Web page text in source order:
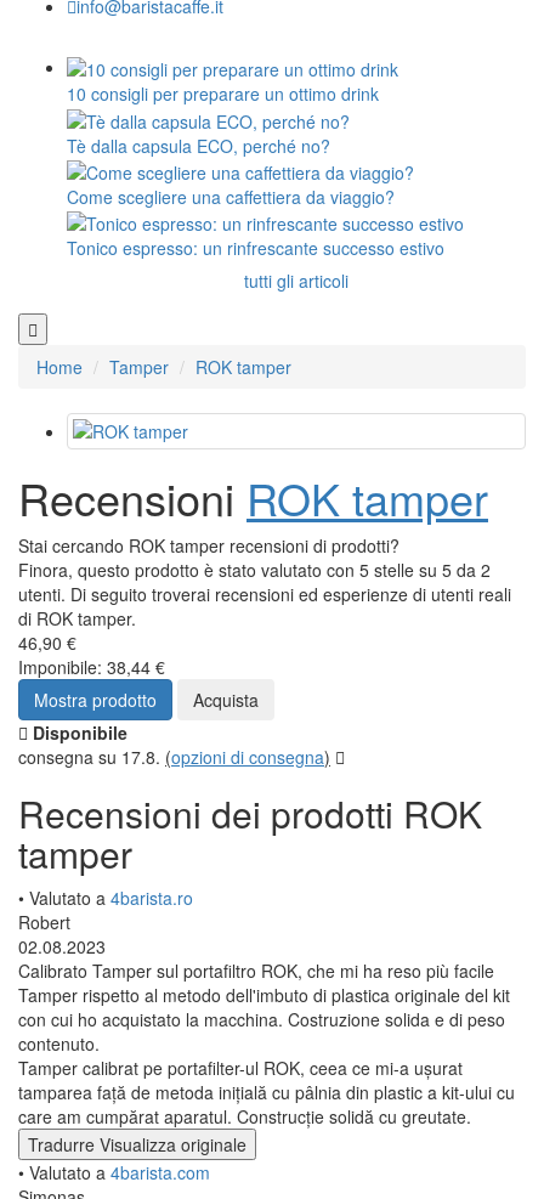
info@baristacaffe.it
10 consigli per preparare un ottimo drink
Tè dalla capsula ECO, perché no?
Come scegliere una caffettiera da viaggio?
Tonico espresso: un rinfrescante successo estivo
tutti gli articoli
Home Tamper ROK tamper
Recensioni ROK tamper
Stai cercando ROK tamper recensioni di prodotti?
Finora, questo prodotto è stato valutato con 5 stelle su 5 da 2
utenti. Di seguito troverai recensioni ed esperienze di utenti reali
di ROK tamper.
46,90 €
Imponibile: 38,44 €
Mostra prodotto
Acquista
Disponibile
consegna su 17.8. (opzioni di consegna)
Recensioni dei prodotti ROK
tamper
• Valutato a 4barista.ro
Robert
02.08.2023
Calibrato Tamper sul portafiltro ROK, che mi ha reso più facile
Tamper rispetto al metodo dell'imbuto di plastica originale del kit
con cui ho acquistato la macchina. Costruzione solida e di peso
contenuto.
Tamper calibrat pe portafilter-ul ROK, ceea ce mi-a ușurat
tamparea față de metoda inițială cu pâlnia din plastic a kit-ului cu
care am cumpărat aparatul. Construcție solidă cu greutate.
Tradurre Visualizza originale
• Valutato a 4barista.com